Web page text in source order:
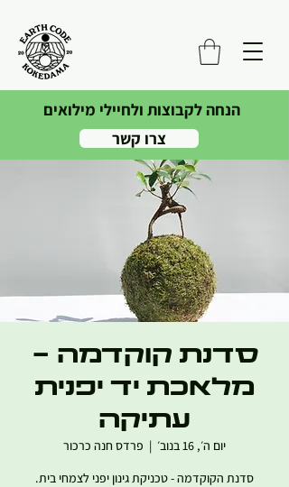
הנחה לקבוצות ולחיילי מילואים
צרו קשר
סדנת קוקדמה -
מלאכת יד יפנית
עתיקה
יום ה׳, 16 בנוב׳
  |
פרדס חנה כרכור